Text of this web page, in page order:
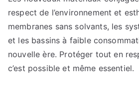
respect de l’environnement et
membranes sans solvants, les
et les bassins à faible
nouvelle ère. Protéger tout en
c’est possible et même essentiel.